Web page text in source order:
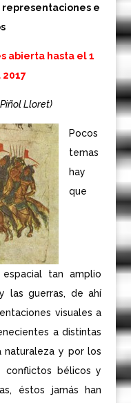
representaciones e
abierta hasta el 1
Lloret)
Pocos
temas
hay
que
tan amplio
las guerras, de ahí
visuales a
a distintas
naturaleza y por los
conflictos bélicos y
éstos jamás han